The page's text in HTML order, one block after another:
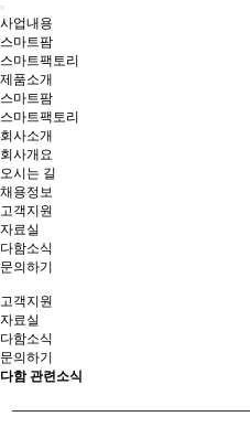
사업내용
스마트팜
스마트팩토리
제품소개
스마트팜
스마트팩토리
회사소개
회사개요
오시는 길
채용정보
고객지원
자료실
다함소식
문의하기
고객지원
자료실
다함소식
문의하기
다함 관련소식